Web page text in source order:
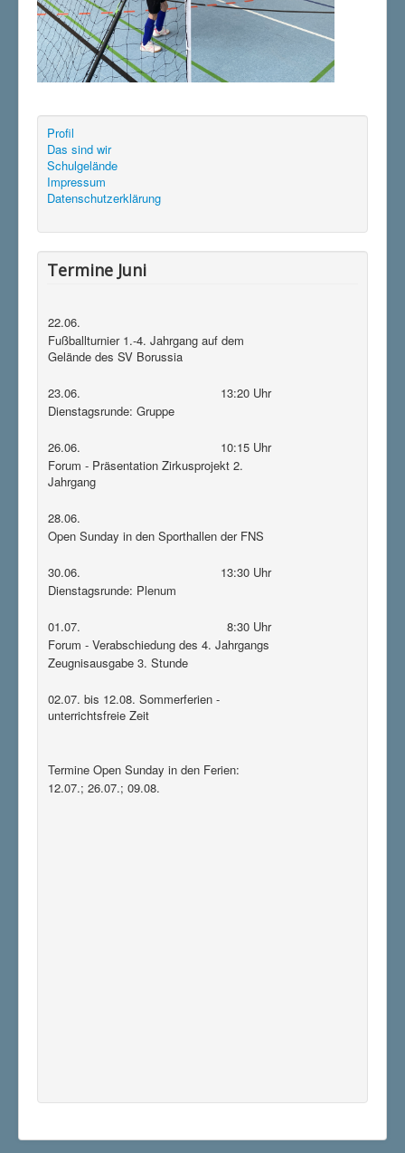
Profil
Das sind wir
Schulgelände
Impressum
Datenschutzerklärung
Termine Juni
22.06.
Fußballturnier 1.-4. Jahrgang auf dem
Gelände des SV Borussia
23.06.
13:20 Uhr
Dienstagsrunde: Gruppe
26.06.
10:15 Uhr
Forum - Präsentation Zirkusprojekt 2.
Jahrgang
28.06.
Open Sunday in den Sporthallen der FNS
30.06.
13:30 Uhr
Dienstagsrunde: Plenum
01.07.
8:30 Uhr
Forum - Verabschiedung des 4. Jahrgangs
Zeugnisausgabe 3. Stunde
02.07. bis 12.08. Sommerferien -
unterrichtsfreie Zeit
Termine Open Sunday in den Ferien:
12.07.; 26.07.; 09.08.